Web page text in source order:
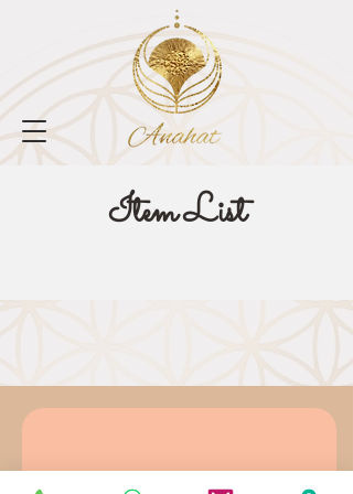
Item List